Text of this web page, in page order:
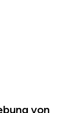
von